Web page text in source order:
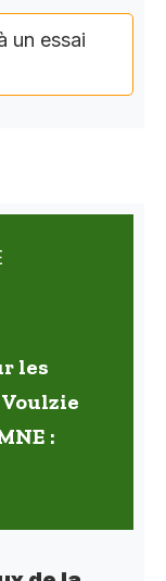
un essai
les
: